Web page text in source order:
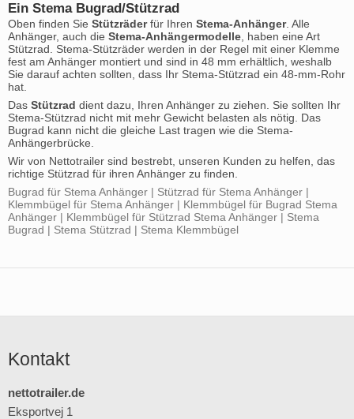
Ein Stema Bugrad/Stützrad
Oben finden Sie Stützräderfür Ihren Stema-Anhänger. Alle
Anhänger, auch die Stema-Anhängermodelle, haben eine Art
Stützrad. Stema-Stützräder werden in der Regel mit einer Klemme
fest am Anhänger montiert und sind in 48 mm erhältlich, weshalb
Sie darauf achten sollten, dass Ihr Stema-Stützrad ein 48-mm-Rohr
hat.
Das Stützrad dient dazu, Ihren Anhänger zu ziehen. Sie sollten Ihr
Stema-Stützrad nicht mit mehr Gewicht belasten als nötig. Das
Bugrad kann nicht die gleiche Last tragen wie die Stema-
Anhängerbrücke.
Wir von Nettotrailer sind bestrebt, unseren Kunden zu helfen, das
richtige Stützrad für ihren Anhänger zu finden.
Bugrad für Stema Anhänger | Stützrad für Stema Anhänger |
Klemmbügel für Stema Anhänger | Klemmbügel für Bugrad Stema
Anhänger | Klemmbügel für Stützrad Stema Anhänger | Stema
Bugrad | Stema Stützrad | Stema Klemmbügel
Kontakt
nettotrailer.de
Eksportvej 1